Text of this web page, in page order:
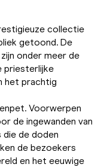
collectie
getoond. De
onder meer de
priesterlijke
het prachtig
Voorwerpen
de ingewanden van
die de doden
de bezoekers
en het eeuwige